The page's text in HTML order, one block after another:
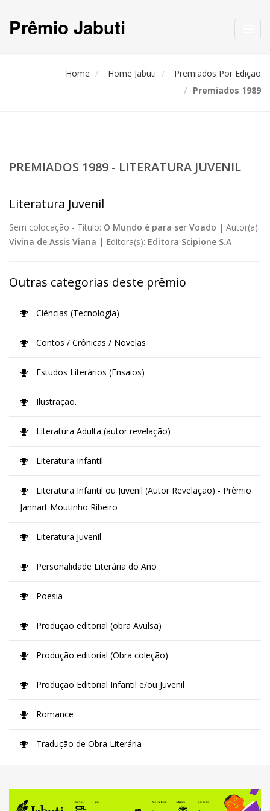
Prêmio Jabuti
Home Home Jabuti
Premiados Por Edição
Premiados 1989
PREMIADOS 1989 - LITERATURA JUVENIL
Literatura Juvenil
Sem colocação - Título: O Mundo é para ser Voado | Autor(a):
Vivina de Assis Viana | Editora(s): Editora Scipione S.A
Outras categorias deste prêmio
Ciências (Tecnologia)
Contos / Crônicas / Novelas
Estudos Literários (Ensaios)
Ilustração.
Literatura Adulta (autor revelação)
Literatura Infantil
Literatura Infantil ou Juvenil (Autor Revelação) - Prêmio
Jannart Moutinho Ribeiro
Literatura Juvenil
Personalidade Literária do Ano
Poesia
Produção editorial (obra Avulsa)
Produção editorial (Obra coleção)
Produção Editorial Infantil e/ou Juvenil
Romance
Tradução de Obra Literária